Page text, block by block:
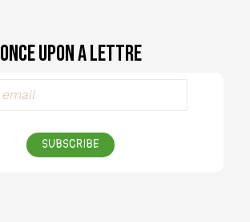
Once Upon a Lettre
SUBSCRIBE